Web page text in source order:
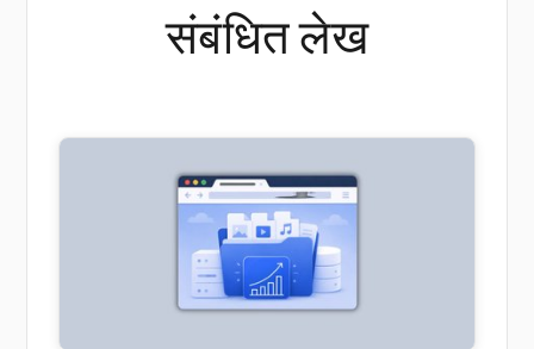
संबंधित लेख